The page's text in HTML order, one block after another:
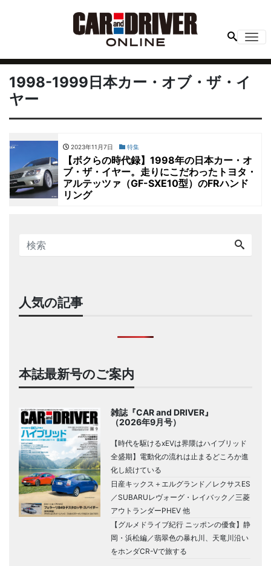
1998-1999日本カー・オブ・ザ・イ
ヤー
2023年11月7日 特集
【ボクらの時代録】1998年の日本カー・オ
ブ・ザ・イヤー。走りにこだわったトヨタ・
アルテッツァ（GF-SXE10型）のFRハンド
リング
人気の記事
本誌最新号のご案内
雑誌『CAR and DRIVER』
（2026年9月号）
【時代を駆けるxEVは界隈はハイブリッド
全盛期】電動化の流れは止まるどころか進
化し続けている
日産キックス＋エルグランド／レクサスES
／SUBARUレヴォーグ・レイバック／三菱
アウトランダーPHEV 他
【グルメドライブ紀行 ニッポンの優食】静
岡・浜松編／翡翠色の暴れ川、天竜川沿い
をホンダCR-Vで旅する